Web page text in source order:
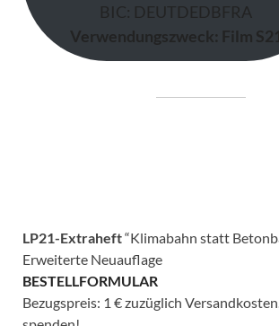
BIC: DEUTDEDBFRA
Verwendungszweck: Film S21
LP21-Extraheft“Klimabahn statt
Erweiterte Neuauflage
BESTELLFORMULAR
Bezugspreis: 1 € zuzüglich